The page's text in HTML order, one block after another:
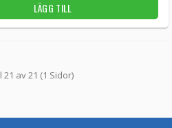
LÄGG TILL
21 av 21 (1 Sidor)